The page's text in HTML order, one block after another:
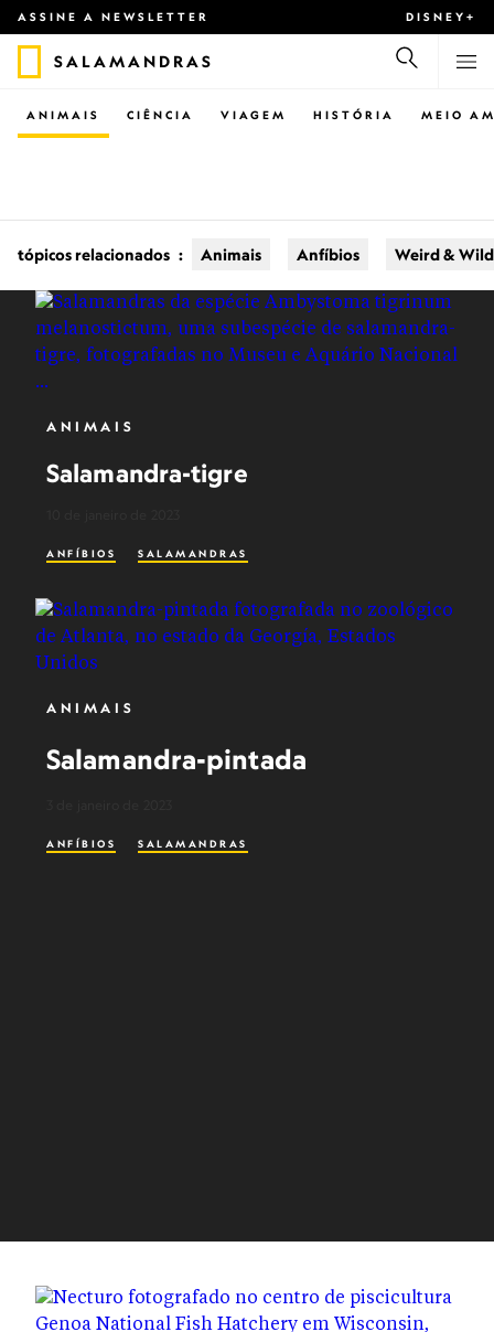
ASSINE A NEWSLETTER DISNEY+
SALAMANDRAS
CIÊNCIA VIAGEM
ANIMAIS HISTÓRIA MEIO
tópicos relacionados : Animais Anfíbios Weird & Wild
ANIMAIS
Salamandra-tigre
ANFÍBIOS SALAMANDRAS
ANIMAIS
Salamandra-pintada
ANFÍBIOS SALAMANDRAS